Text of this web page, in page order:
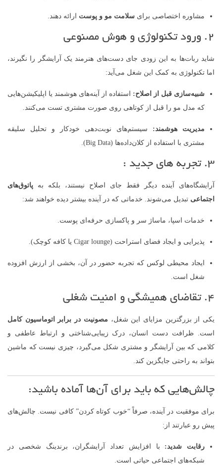
مشاوره اختصاصی برای سلامت مو و پوست ارائه دهند.
۲. ورود تکنولوژی و هوش مصنوعی
شاید ربات‌ها به این زودی جای دست‌های هنرمند یک آرایشگر را نگیرند،
اما تکنولوژی به کمک این شغل می‌آید:
شبیه‌سازی قبل از اصلاح: استفاده از آینه‌های هوشمند یا اپلیکیشن‌هایی
که مدل مو را قبل از کوتاهی روی صورت مشتری تست می‌کنند.
مدیریت هوشمند: سیستم‌های نوبت‌دهی خودکار و تحلیل سلیقه
مشتری با استفاده از کلان‌داده‌ها (Big Data).
۳. تجربه های جدید :
آرایشگاه‌های آینده دیگر فقط جای اصلاح نیستند، بلکه به پاتوق‌های
اجتماعی تبدیل می‌شوند. خدماتی که در آینده بیشتر دیده خواهند شد:
خدمات اسپا، ماساژ سر و پاکسازی حرفه‌ای پوست.
پذیرایی و ایجاد فضای استراحت (Cigar lounge یا کافه کوچک).
ایجاد محیطی لوکس که تجربه حضور در آن، بخشی از ارزش افزوده
شغل است.
۴. تقاضای همیشگی و امنیت شغلی
یکی از بزرگترین مزایای این شغل، مصونیت در برابر اتوماسیون کامل
است. ظرافت دست انسان، درک زیبایی‌شناختی و ارتباط عاطفی و
کلامی که بین آرایشگر و مشتری شکل می‌گیرد، چیزی نیست که ماشین
بتواند به راحتی جایگزین کند.
چالش‌هایی که باید برای آن‌ها آماده باشید:
برای موفقیت در آینده، صرفاً “خوب کوتاه کردن” کافی نیست. چالش‌های
پیش رو عبارتند از:
رقابت شدید: با افزایش تعداد آرایشگران، برندینگ شخصی در
شبکه‌های اجتماعی حیاتی است.